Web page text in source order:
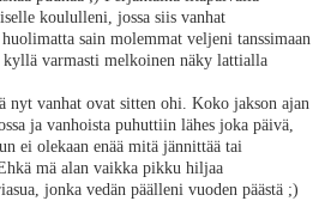
koululleni, jossa siis vanhat
sain molemmat veljeni tanssimaan
varmasti melkoinen näky lattialla
nyt vanhat ovat sitten ohi. Koko jakson ajan
ja vanhoista puhuttiin lähes joka päivä,
ei olekaan enää mitä jännittää tai
mä alan vaikka pikku hiljaa
jonka vedän päälleni vuoden päästä ;)